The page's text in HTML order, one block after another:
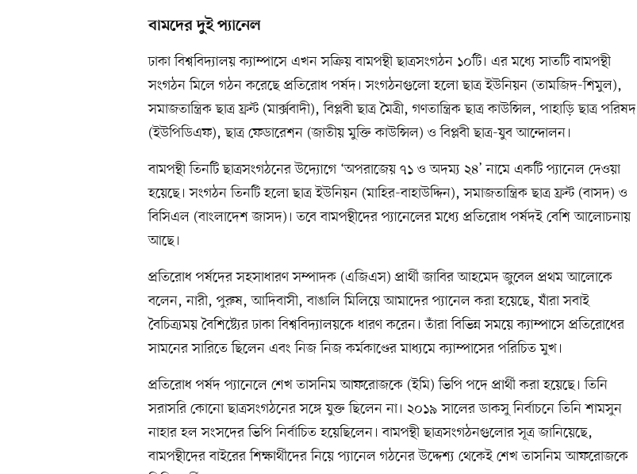
বামদের দুই প্যানেল
ঢাকা বিশ্ববিদ্যালয় ক্যাম্পাসে এখন সক্রিয় বামপন্থী ছাত্রসংগঠন ১০টি। এর মধ্যে সাতটি বামপন্থী
সংগঠন মিলে গঠন করেছে প্রতিরোধ পর্ষদ। সংগঠনগুলো হলো ছাত্র ইউনিয়ন (তামজিদ-শিমুল),
সমাজতান্ত্রিক ছাত্র ফ্রন্ট (মার্ক্সবাদী), বিপ্লবী ছাত্র মৈত্রী, গণতান্ত্রিক ছাত্র কাউন্সিল, পাহাড়ি ছাত্র পরিষদ
(ইউপিডিএফ), ছাত্র ফেডারেশন (জাতীয় মুক্তি কাউন্সিল) ও বিপ্লবী ছাত্র-যুব আন্দোলন।
বামপন্থী তিনটি ছাত্রসংগঠনের উদ্যোগে ‘অপরাজেয় ৭১ ও অদম্য ২৪’ নামে একটি প্যানেল দেওয়া
হয়েছে। সংগঠন তিনটি হলো ছাত্র ইউনিয়ন (মাহির-বাহাউদ্দিন), সমাজতান্ত্রিক ছাত্র ফ্রন্ট (বাসদ) ও
বিসিএল (বাংলাদেশ জাসদ)। তবে বামপন্থীদের প্যানেলের মধ্যে প্রতিরোধ পর্ষদই বেশি আলোচনায়
আছে।
প্রতিরোধ পর্ষদের সহসাধারণ সম্পাদক (এজিএস) প্রার্থী জাবির আহমেদ জুবেল প্রথম আলোকে
বলেন, নারী, পুরুষ, আদিবাসী, বাঙালি মিলিয়ে আমাদের প্যানেল করা হয়েছে, যাঁরা সবাই
বৈচিত্র্যময় বৈশিষ্ট্যের ঢাকা বিশ্ববিদ্যালয়কে ধারণ করেন। তাঁরা বিভিন্ন সময়ে ক্যাম্পাসে প্রতিরোধের
সামনের সারিতে ছিলেন এবং নিজ নিজ কর্মকাণ্ডের মাধ্যমে ক্যাম্পাসের পরিচিত মুখ।
প্রতিরোধ পর্ষদ প্যানেলে শেখ তাসনিম আফরোজকে (ইমি) ভিপি পদে প্রার্থী করা হয়েছে। তিনি
সরাসরি কোনো ছাত্রসংগঠনের সঙ্গে যুক্ত ছিলেন না। ২০১৯ সালের ডাকসু নির্বাচনে তিনি শামসুন
নাহার হল সংসদের ভিপি নির্বাচিত হয়েছিলেন। বামপন্থী ছাত্রসংগঠনগুলোর সূত্র জানিয়েছে,
বামপন্থীদের বাইরের শিক্ষার্থীদের নিয়ে প্যানেল গঠনের উদ্দেশ্য থেকেই শেখ তাসনিম আফরোজকে